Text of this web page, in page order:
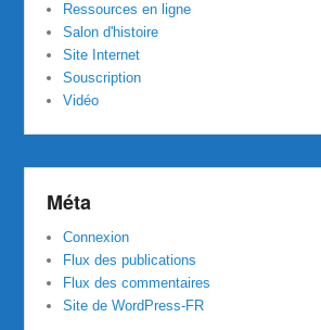
Ressources en ligne
Salon d'histoire
Site Internet
Souscription
Vidéo
Méta
Connexion
Flux des publications
Flux des commentaires
Site de WordPress-FR